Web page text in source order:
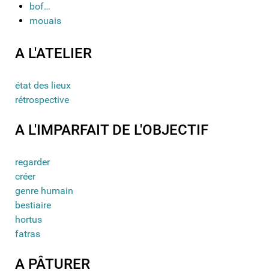
bof…
mouais
A L'ATELIER
état des lieux
rétrospective
A L'IMPARFAIT DE L'OBJECTIF
regarder
créer
genre humain
bestiaire
hortus
fatras
A PÂTURER